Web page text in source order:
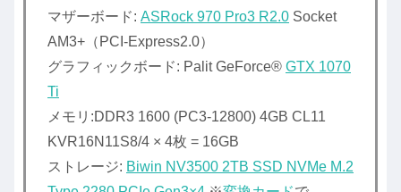
マザーボード: ASRock 970 Pro3 R2.0 Socket
AM3+（PCI-Express2.0）
グラフィックボード: Palit GeForce® GTX 1070
Ti
メモリ:DDR3 1600 (PC3-12800) 4GB CL11
KVR16N11S8/4 × 4枚 = 16GB
ストレージ: Biwin NV3500 2TB SSD NVMe M.2